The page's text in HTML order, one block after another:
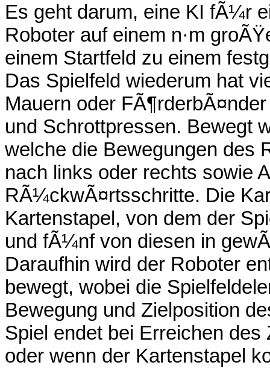
Es geht darum, eine KI fÃ¼r
Roboter auf einem n·m
einem Startfeld zu einem
Das Spielfeld wiederum hat
Mauern oder
und Schrottpressen. Bewegt
welche die Bewegungen des
nach links oder rechts sowie
RÃ¼ckwÃ¤rtsschritte. Die
Kartenstapel, von dem der
und fÃ¼nf von diesen in
Daraufhin wird der Roboter
bewegt, wobei die
Bewegung und Zielposition
Spiel endet bei Erreichen
oder wenn der Kartenstapel